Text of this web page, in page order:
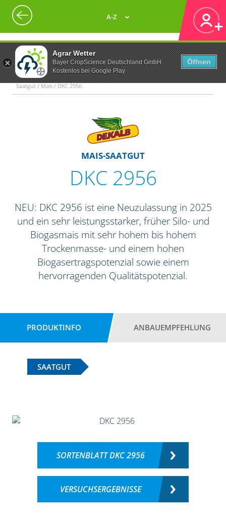
Agrar Wetter
Bayer CropScience Deutschland GmbH
Kostenlos bei Google Play
Öffnen
A-Z
Saatgut / Mais / DKC 2956
MAIS-SAATGUT
DKC 2956
NEU: DKC 2956 ist eine Neuzulassung in 2025
und ein sehr leistungsstarker, früher Silo- und
Biogasmais mit sehr hohem bis hohem
Trockenmasse- und einem hohen
Biogasertragspotenzial sowie einem
hervorragenden Qualitätspotenzial.
PRODUKTINFO ANBAUEMPFEHLUNG
SAATGUT
SORTENBLATT DKC 2956
VERSUCHSERGEBNISSE